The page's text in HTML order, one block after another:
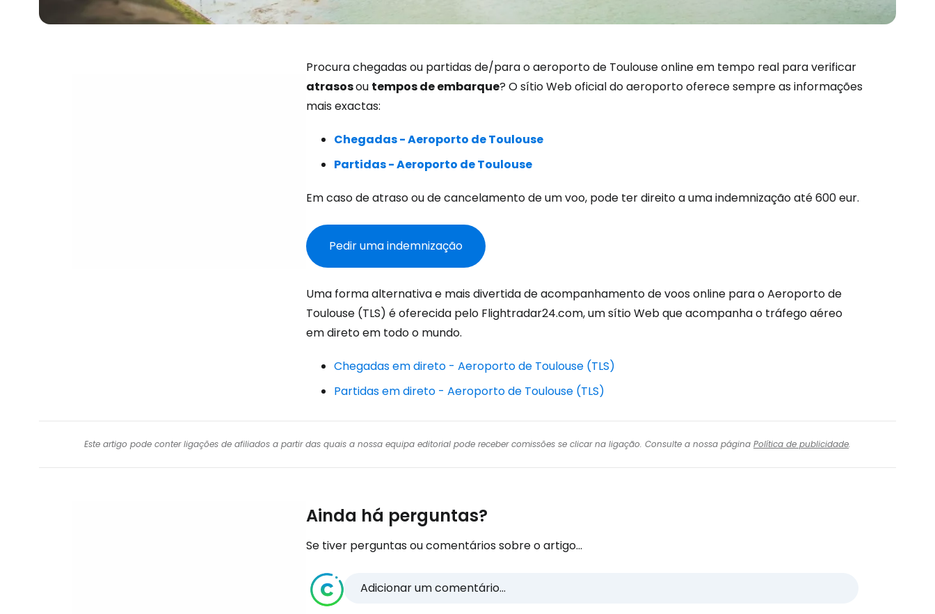
Procura chegadas ou partidas de/para o aeroporto de Toulouse online em tempo real para verificar
atrasosou tempos de embarque? O sítio Web oficial do aeroporto oferece sempre as informações
mais exactas:
Chegadas - Aeroporto de Toulouse
Partidas - Aeroporto de Toulouse
Em caso de atraso ou de cancelamento de um voo, pode ter direito a uma indemnização até600 eur.
Pedir uma indemnização
Uma forma alternativa e mais divertida de acompanhamento de voos online para o Aeroporto de
Toulouse (TLS) é oferecida pelo Flightradar24.com, um sítio Web que acompanha o tráfego aéreo
em direto em todo o mundo.
Chegadas em direto - Aeroporto de Toulouse (TLS)
Partidas em direto - Aeroporto de Toulouse (TLS)
Este artigo pode conter ligações de afiliados a partir das quais a nossa equipa editorial pode receber comissões se clicar na ligação. Consulte a nossa página Política de publicidade.
Ainda há perguntas?
Se tiver perguntas ou comentários sobre o artigo...
Adicionar um comentário...
Iniciar sessão no Cestee